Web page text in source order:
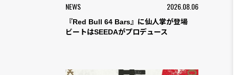
NEWS 2026.08.06
『Red Bull 64 Bars』に仙人掌が登場
ビートはSEEDAがプロデュース